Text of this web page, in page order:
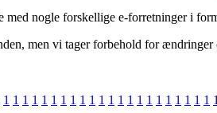
med nogle forskellige e-forretninger i
men vi tager forbehold for
1 1 1 1 1 1 1 1 1 1 1 1 1 1 1 1 1 1 1 1 1 1 1